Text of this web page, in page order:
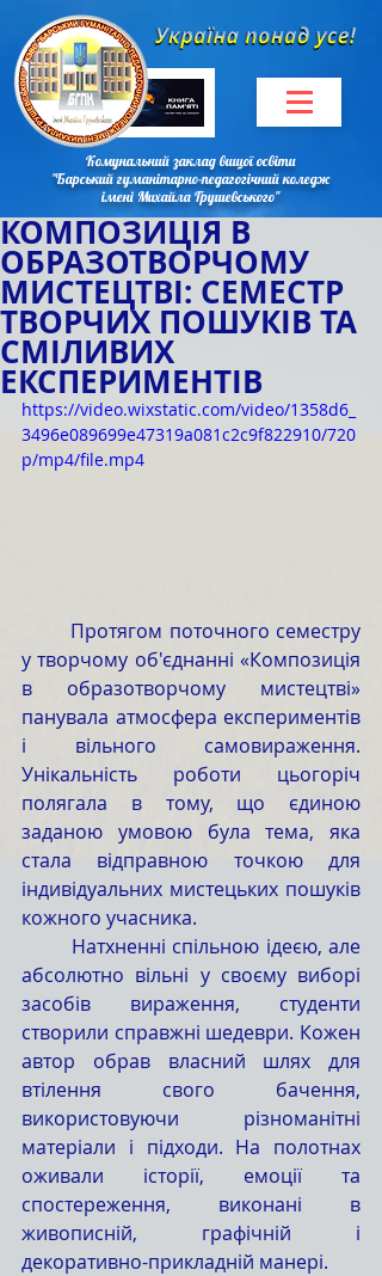
Комунальний заклад вищої освіти
"Барський гуманітарно-педагогічний коледж
імені Михайла Грушевського"
КОМПОЗИЦІЯ В
ОБРАЗОТВОРЧОМУ
МИСТЕЦТВІ: СЕМЕСТР
ТВОРЧИХ ПОШУКІВ ТА
СМІЛИВИХ
ЕКСПЕРИМЕНТІВ
https://video.wixstatic.com/video/1358d6_
3496e089699e47319a081c2c9f822910/720
p/mp4/file.mp4
у творчому об'єднанні «Композиція
в образотворчому мистецтві»
панувала атмосфера експериментів
і вільного самовираження.
Унікальність роботи цьогоріч
полягала в тому, що єдиною
заданою умовою була тема, яка
стала відправною точкою для
індивідуальних мистецьких пошуків
кожного учасника.
абсолютно вільні у своєму виборі
засобів вираження, студенти
створили справжні шедеври. Кожен
автор обрав власний шлях для
втілення свого бачення,
використовуючи різноманітні
матеріали і підходи. На полотнах
оживали історії, емоції та
спостереження, виконані в
живописній, графічній і
декоративно-прикладній манері.